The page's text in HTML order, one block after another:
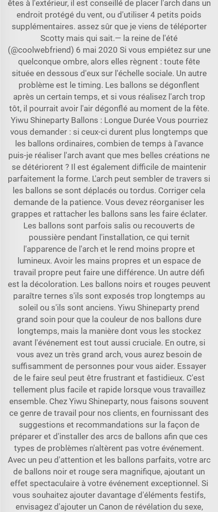
êtes à l'extérieur, il est conseillé de placer l'arch dans un
endroit protégé du vent, ou d'utiliser 4 petits poids
supplémentaires. assez sûr que je viens de téléporter
Scotty mais qui sait.— la reine de l'été
(@coolwebfriend) 6 mai 2020 Si vous empiétez sur une
quelconque ombre, alors elles règnent : toute fête
située en dessous d'eux sur l'échelle sociale. Un autre
problème est le timing. Les ballons se dégonflent
après un certain temps, et si vous réalisez l'arch trop
tôt, il pourrait avoir l'air dégonflé au moment de la fête.
Yiwu Shineparty Ballons : Longue Durée Vous pourriez
vous demander : si ceux-ci durent plus longtemps que
les ballons ordinaires, combien de temps à l'avance
puis-je réaliser l'arch avant que mes belles créations ne
se détériorent ? Il est également difficile de maintenir
parfaitement la forme. L'arch peut sembler de travers si
les ballons se sont déplacés ou tordus. Corriger cela
demande de la patience. Vous devez réorganiser les
grappes et rattacher les ballons sans les faire éclater.
Les ballons sont parfois salis ou recouverts de
poussière pendant l'installation, ce qui ternit
l'apparence de l'arch et le rend moins propre et
lumineux. Avoir les mains propres et un espace de
travail propre peut faire une différence. Un autre défi
est la décoloration. Les ballons noirs et rouges peuvent
paraître ternes s'ils sont exposés trop longtemps au
soleil ou s'ils sont anciens. Yiwu Shineparty prend
grand soin pour que la couleur de nos ballons dure
longtemps, mais la manière dont vous les stockez
avant l'événement est tout aussi cruciale. En outre, si
vous avez un très grand arch, vous aurez besoin de
suffisamment de personnes pour vous aider. Essayer
de le faire seul peut être frustrant et fastidieux. C'est
tellement plus facile et rapide lorsque vous travaillez
ensemble. Chez Yiwu Shineparty, nous faisons souvent
ce genre de travail pour nos clients, en fournissant des
suggestions et recommandations sur la façon de
préparer et d'installer des arcs de ballons afin que ces
types de problèmes n'altèrent pas votre événement.
Avec un peu d'attention et les ballons parfaits, votre arc
de ballons noir et rouge sera magnifique, ajoutant un
effet spectaculaire à votre événement exceptionnel. Si
vous souhaitez ajouter davantage d'éléments festifs,
envisagez d'ajouter un Canon de révélation du sexe,